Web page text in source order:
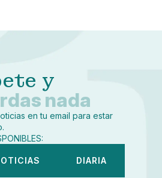
y
nada
en tu email para estar
DIARIA